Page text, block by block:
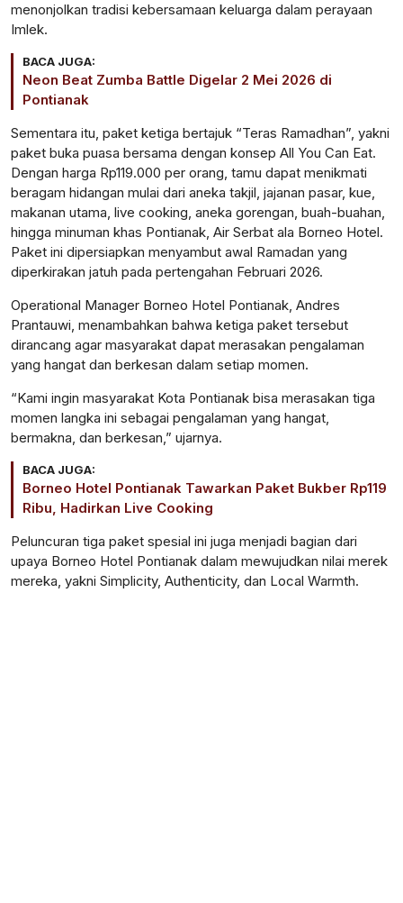
menonjolkan tradisi kebersamaan keluarga dalam perayaan
Imlek.
BACA JUGA:
Neon Beat Zumba Battle Digelar 2 Mei 2026 di
Pontianak
Sementara itu, paket ketiga bertajuk “Teras Ramadhan”, yakni
paket buka puasa bersama dengan konsep All You Can Eat.
Dengan harga Rp119.000 per orang, tamu dapat menikmati
beragam hidangan mulai dari aneka takjil, jajanan pasar, kue,
makanan utama, live cooking, aneka gorengan, buah-buahan,
hingga minuman khas Pontianak, Air Serbat ala Borneo Hotel.
Paket ini dipersiapkan menyambut awal Ramadan yang
diperkirakan jatuh pada pertengahan Februari 2026.
Operational Manager Borneo Hotel Pontianak, Andres
Prantauwi, menambahkan bahwa ketiga paket tersebut
dirancang agar masyarakat dapat merasakan pengalaman
yang hangat dan berkesan dalam setiap momen.
“Kami ingin masyarakat Kota Pontianak bisa merasakan tiga
momen langka ini sebagai pengalaman yang hangat,
bermakna, dan berkesan,” ujarnya.
BACA JUGA:
Borneo Hotel Pontianak Tawarkan Paket Bukber Rp119
Ribu, Hadirkan Live Cooking
Peluncuran tiga paket spesial ini juga menjadi bagian dari
upaya Borneo Hotel Pontianak dalam mewujudkan nilai merek
mereka, yakni Simplicity, Authenticity, dan Local Warmth.